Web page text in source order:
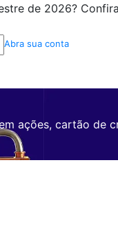
de 2026?
Abra sua conta
ações, cartão de